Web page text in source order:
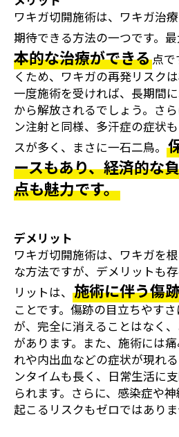
ワキガ切開施術は、ワキガ治
期待できる方法の一つです。最
本的な治療ができる点で
くため、ワキガの再発リスク
一度施術を受ければ、長期間
から解放されるでしょう。さ
ン注射と同様、多汗症の症状
スが多く、まさに一石二鳥。
ースもあり、経済的な
点も魅力です。
デメリット
ワキガ切開施術は、ワキガを
な方法ですが、デメリットも
リットは、 施術に伴う傷
ことです。傷跡の目立ちやす
が、完全に消えることはなく
があります。また、施術には
れや内出血などの症状が現れ
ンタイムも長く、日常生活に
られます。さらに、感染症や
起こるリスクもゼロではありま